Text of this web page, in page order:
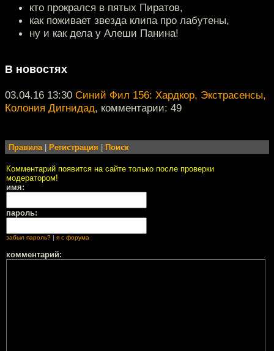
кто прокрался в пятых Пиратов,
как поживает звезда клипа про лабутены,
ну и как дела у Алеши Панина!
В новостях
03.04.16 13:30 Синий Фил 156: Хардкор, Экстрасенсы,
Колония Дигнидад, комментарии: 49
Правила| Регистрация Поиск
Комментарий появится на сайте только после проверки
модератором!
имя:
пароль:
забыл пароль? | я с форума
комментарий: